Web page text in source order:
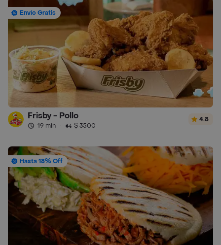
Envío Gratis
Frisby - Pollo
19 min · $ 3500
4.8
Hasta 18% Off